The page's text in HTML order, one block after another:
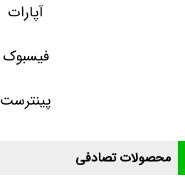
آپارات
فیسبوک
پینترست
محصولات تصادفی